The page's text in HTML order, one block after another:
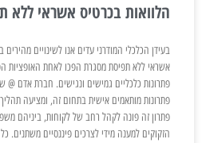
הלוואות בכרטיס אשראי ללא
בעידן הכלכלי המודרני עדים אנו לשינויים
אשראי ללא תפיסת מסגרת הפכו לאחת האופציות
פתרונות כלכליים גמישים ונגישים. חברת אדם @
פתרונות מותאמים אישית בתחום זה, ומציעה
פתרון זה פונה לקהל רחב של לקוחות, ביניהם
הזקוקים למענה מידי לצרכים פיננסיים משתנים.